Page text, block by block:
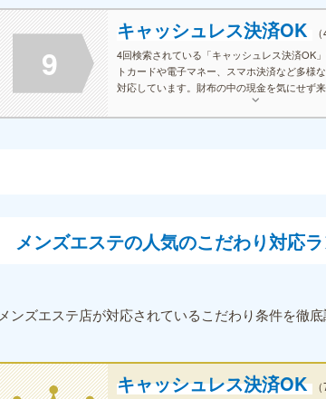
9
キャッシュレス決済OK
4回検索されている「キャッシュレス決済OK
トカードや電子マネー、スマホ決済など多様
対応しています。財布の中の現金を気にせず
め、急な予約や出張帰りでもスムーズに利用で
です。
メンズエステの人気のこだわり対応
メンズエステ店が対応されているこだわり条件を徹
キャッシュレス決済OK